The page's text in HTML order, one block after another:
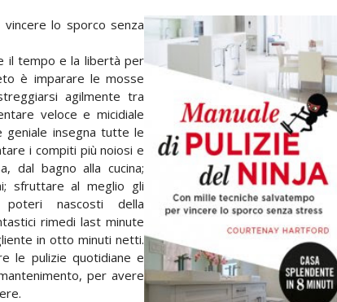
lo sporco senza
il tempo e la libertà per
è imparare le mosse
agilmente tra
veloce e micidiale
geniale insegna tutte le
i compiti più noiosi e
dal bagno alla cucina;
sfruttare al meglio gli
nascosti della
rimedi last minute
in otto minuti netti.
le pulizie quotidiane e
per avere